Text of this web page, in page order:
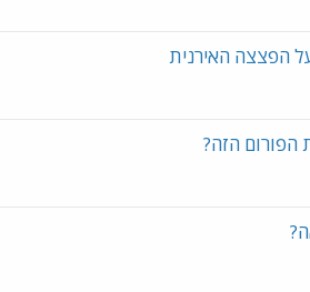
הפצצה האירנית
הפורום הזה?